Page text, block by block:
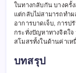
ในทางกลับกัน บางครั้
แต่กลับไม่สามารถทำ
อาการบาดเจ็บ, การ
กระทั่งปัญหาทางจิตใ
สโมสรทั้งในด้านค่าเ
บทสรุป